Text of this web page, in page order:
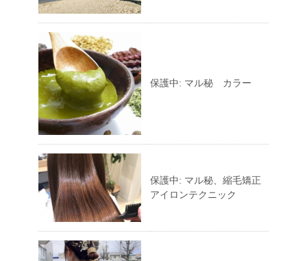
保護中: マル秘 カラー
保護中: マル秘、縮毛矯正
アイロンテクニック